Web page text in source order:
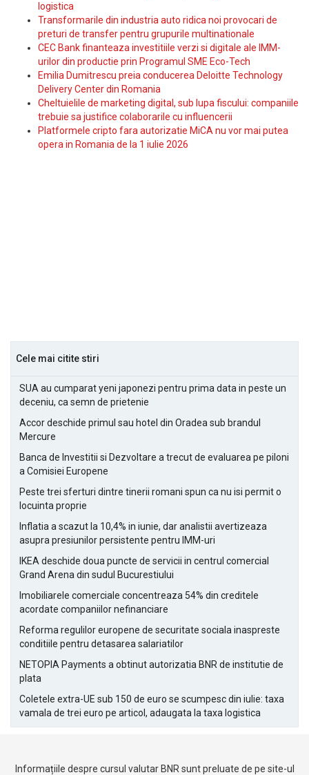
logistica
Transformarile din industria auto ridica noi provocari de
preturi de transfer pentru grupurile multinationale
CEC Bank finanteaza investitiile verzi si digitale ale IMM-
urilor din productie prin Programul SME Eco-Tech
Emilia Dumitrescu preia conducerea Deloitte Technology
Delivery Center din Romania
Cheltuielile de marketing digital, sub lupa fiscului: companiile
trebuie sa justifice colaborarile cu influencerii
Platformele cripto fara autorizatie MiCA nu vor mai putea
opera in Romania de la 1 iulie 2026
Cele mai citite stiri
SUA au cumparat yeni japonezi pentru prima data in peste un
deceniu, ca semn de prietenie
Accor deschide primul sau hotel din Oradea sub brandul
Mercure
Banca de Investitii si Dezvoltare a trecut de evaluarea pe piloni
a Comisiei Europene
Peste trei sferturi dintre tinerii romani spun ca nu isi permit o
locuinta proprie
Inflatia a scazut la 10,4% in iunie, dar analistii avertizeaza
asupra presiunilor persistente pentru IMM-uri
IKEA deschide doua puncte de servicii in centrul comercial
Grand Arena din sudul Bucurestiului
Imobiliarele comerciale concentreaza 54% din creditele
acordate companiilor nefinanciare
Reforma regulilor europene de securitate sociala inaspreste
conditiile pentru detasarea salariatilor
NETOPIA Payments a obtinut autorizatia BNR de institutie de
plata
Coletele extra-UE sub 150 de euro se scumpesc din iulie: taxa
vamala de trei euro pe articol, adaugata la taxa logistica
Informațiile despre cursul valutar BNR sunt preluate de pe site-ul